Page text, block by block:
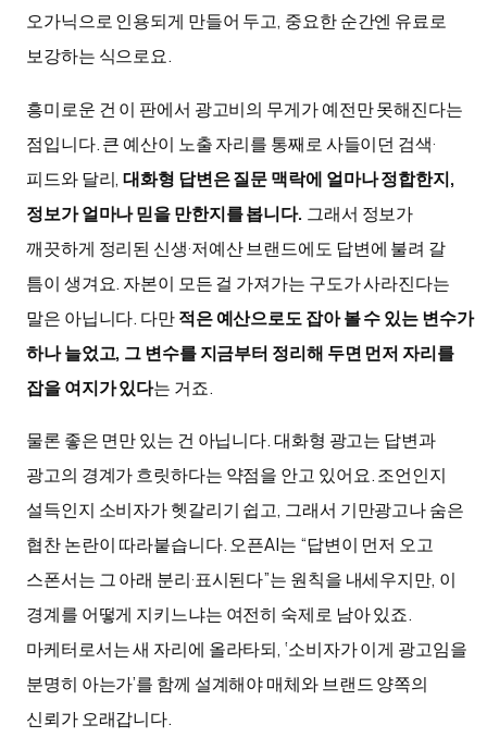
오가닉으로 인용되게 만들어 두고, 중요한 순간엔 유료로
보강하는 식으로요.
흥미로운 건 이 판에서 광고비의 무게가 예전만 못해진다는
점입니다. 큰 예산이 노출 자리를 통째로 사들이던 검색·
피드와 달리,대화형 답변은 질문 맥락에 얼마나 정합한지,
정보가 얼마나 믿을 만한지를 봅니다. 그래서 정보가
깨끗하게 정리된 신생·저예산 브랜드에도 답변에 불려 갈
틈이 생겨요. 자본이 모든 걸 가져가는 구도가 사라진다는
말은 아닙니다. 다만적은 예산으로도 잡아 볼 수 있는 변수가
하나 늘었고, 그 변수를 지금부터 정리해 두면 먼저 자리를
잡을 여지가 있다는 거죠.
물론 좋은 면만 있는 건 아닙니다. 대화형 광고는 답변과
광고의 경계가 흐릿하다는 약점을 안고 있어요. 조언인지
설득인지 소비자가 헷갈리기 쉽고, 그래서 기만광고나 숨은
협찬 논란이 따라붙습니다. 오픈AI는 “답변이 먼저 오고
스폰서는 그 아래 분리·표시된다”는 원칙을 내세우지만, 이
경계를 어떻게 지키느냐는 여전히 숙제로 남아 있죠.
마케터로서는 새 자리에 올라타되, ‘소비자가 이게 광고임을
분명히 아는가’를 함께 설계해야 매체와 브랜드 양쪽의
신뢰가 오래갑니다.